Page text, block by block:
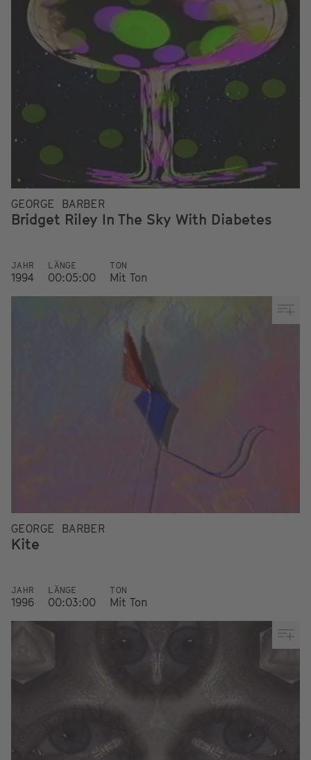
GEORGE BARBER
Bridget Riley In The Sky With Diabetes
JAHR
1994
LÄNGE
00:05:00
TON
Mit Ton
GEORGE BARBER
Kite
JAHR
1996
LÄNGE
00:03:00
TON
Mit Ton